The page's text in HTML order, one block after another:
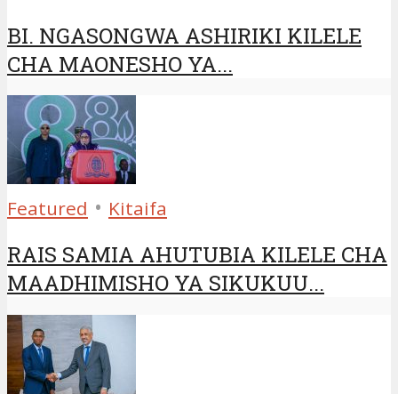
BI. NGASONGWA ASHIRIKI KILELE
CHA MAONESHO YA...
Featured • Kitaifa
RAIS SAMIA AHUTUBIA KILELE CHA
MAADHIMISHO YA SIKUKUU...